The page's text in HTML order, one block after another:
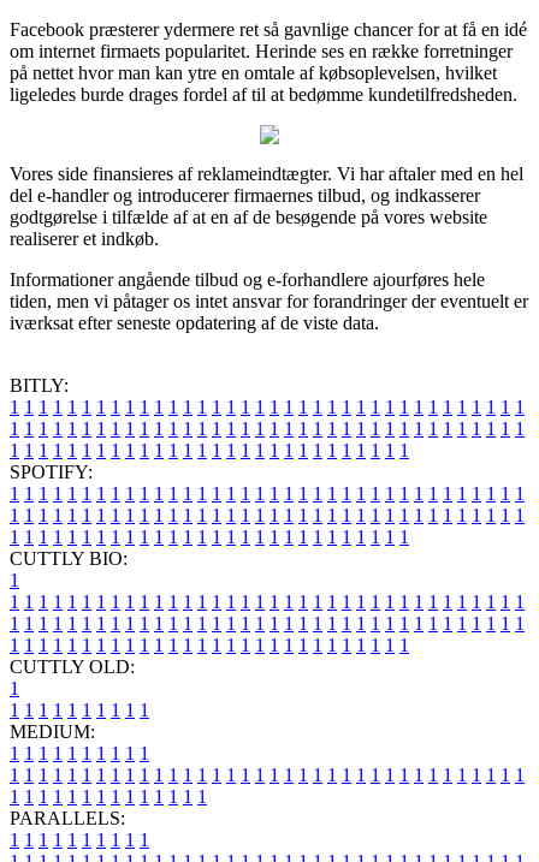
Facebook præsterer ydermere ret så gavnlige chancer for at få en idé
om internet firmaets popularitet. Herinde ses en række forretninger
på nettet hvor man kan ytre en omtale af købsoplevelsen, hvilket
ligeledes burde drages fordel af til at bedømme kundetilfredsheden.
Vores side finansieres af reklameindtægter. Vi har aftaler med en hel
del e-handler og introducerer firmaernes tilbud, og indkasserer
godtgørelse i tilfælde af at en af de besøgende på vores website
realiserer et indkøb.
Informationer angående tilbud og e-forhandlere ajourføres hele
tiden, men vi påtager os intet ansvar for forandringer der eventuelt er
iværksat efter seneste opdatering af de viste data.
BITLY:
1 1 1 1 1 1 1 1 1 1 1 1 1 1 1 1 1 1 1 1 1 1 1 1 1 1 1 1 1 1 1 1 1 1 1 1
1 1 1 1 1 1 1 1 1 1 1 1 1 1 1 1 1 1 1 1 1 1 1 1 1 1 1 1 1 1 1 1 1 1 1 1
1 1 1 1 1 1 1 1 1 1 1 1 1 1 1 1 1 1 1 1 1 1 1 1 1 1 1 1
SPOTIFY:
1 1 1 1 1 1 1 1 1 1 1 1 1 1 1 1 1 1 1 1 1 1 1 1 1 1 1 1 1 1 1 1 1 1 1 1
1 1 1 1 1 1 1 1 1 1 1 1 1 1 1 1 1 1 1 1 1 1 1 1 1 1 1 1 1 1 1 1 1 1 1 1
1 1 1 1 1 1 1 1 1 1 1 1 1 1 1 1 1 1 1 1 1 1 1 1 1 1 1 1
CUTTLY BIO:
1
1 1 1 1 1 1 1 1 1 1 1 1 1 1 1 1 1 1 1 1 1 1 1 1 1 1 1 1 1 1 1 1 1 1 1 1
1 1 1 1 1 1 1 1 1 1 1 1 1 1 1 1 1 1 1 1 1 1 1 1 1 1 1 1 1 1 1 1 1 1 1 1
1 1 1 1 1 1 1 1 1 1 1 1 1 1 1 1 1 1 1 1 1 1 1 1 1 1 1 1
CUTTLY OLD:
1
1 1 1 1 1 1 1 1 1 1
MEDIUM:
1 1 1 1 1 1 1 1 1 1
1 1 1 1 1 1 1 1 1 1 1 1 1 1 1 1 1 1 1 1 1 1 1 1 1 1 1 1 1 1 1 1 1 1 1 1
1 1 1 1 1 1 1 1 1 1 1 1 1 1
PARALLELS:
1 1 1 1 1 1 1 1 1 1